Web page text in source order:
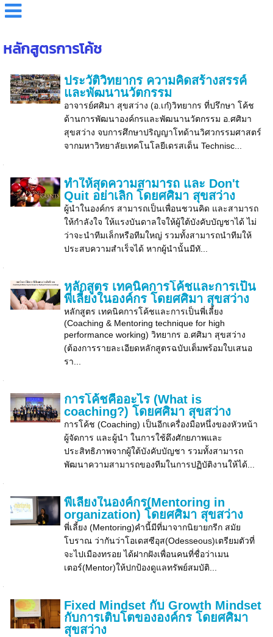
หลักสูตรการโค้ช
ประวัติวิทยากร ความคิดสร้างสรรค์
และพัฒนานวัตกรรม
อาจารย์ศศิมา สุขสว่าง (อ.เก๋)วิทยากร ที่ปรึกษา โค้ช
ด้านการพัฒนาองค์กรและพัฒนานวัตกรรม อ.ศศิมา
สุขสว่าง จบการศึกษาปริญญาโทด้านวิศวกรรมศาสตร์
จากมหาวิทยาลัยเทคโนโลยีเดรสเด็น Technisc...
ทำให้สุดความสามารถ และ Don't
Quit อย่าเลิก โดยศศิมา สุขสว่าง
ผู้นำในองค์กร สามารถเป็นเพื่อนชวนคิด และสามารถ
ให้กำลังใจ ให้แรงบันดาลใจให้ผู้ใต้บังคับบัญชาได้ ไม่
ว่าจะนำทีมเล็กหรือทีมใหญ่ รวมทั้งสามารถนำทีมให้
ประสบความสำเร็จได้ หากผู้นำนั้นมีทั...
หลักสูตร เทคนิคการโค้ชและการเป็น
พี่เลี้ยงในองค์กร โดยศศิมา สุขสว่าง
หลักสูตร เทคนิคการโค้ชและการเป็นพี่เลี้ยง
(Coaching & Mentoring technique for high
performance working) วิทยากร อ.ศศิมา สุขสว่าง
(ต้องการรายละเอียดหลักสูตรฉบับเต็มพร้อมใบเสนอ
รา...
การโค้ชคืออะไร (What is
coaching?) โดยศศิมา สุขสว่าง
การโค้ช (Coaching) เป็นอีกเครื่องมือหนึ่งของหัวหน้า
ผู้จัดการ และผู้นำ ในการใช้ดึงศักยภาพและ
ประสิทธิภาพจากผู้ใต้บังคับบัญชา รวมทั้งสามารถ
พัฒนาความสามารถของทีมในการปฏิบัติงานให้ได้...
พี่เลี้ยงในองค์กร(Mentoring in
organization) โดยศศิมา สุขสว่าง
พี่เลี้ยง (Mentoring)คำนี้มีที่มาจากนิยายกรีก สมัย
โบราณ ว่ากันว่าโอเดสซีอุส(Odesseous)เตรียมตัวที่
จะไปเมืองทรอย ได้ฝากฝังเพื่อนคนที่ชื่อว่าเมน
เตอร์(Mentor)ให้ปกป้องดูแลทรัพย์สมบัติ...
Fixed Mindset กับ Growth Mindset
กับการเติบโตขององค์กร โดยศศิมา
สุขสว่าง